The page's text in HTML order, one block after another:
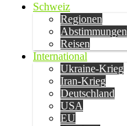
Schweiz
Regionen
Abstimmungen
Reisen
International
Ukraine-Krieg
Iran-Krieg
Deutschland
USA
EU